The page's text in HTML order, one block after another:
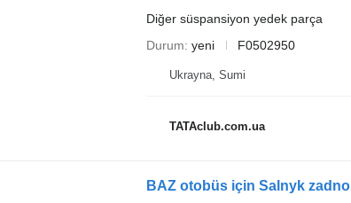
Diğer süspansiyon yedek parça
Durum yeni F0502950
Ukrayna, Sumi
TATAclub.com.ua
BAZ otobüs için Salnyk